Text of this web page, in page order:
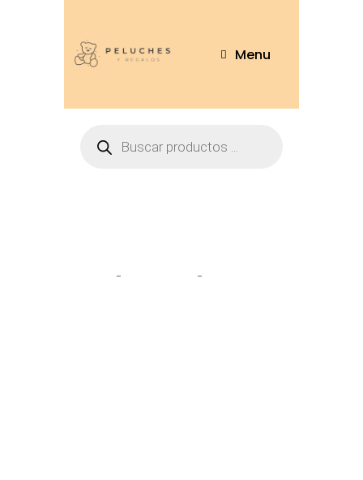
Menu